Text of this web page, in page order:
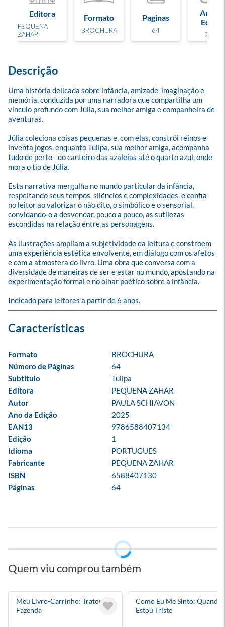
Editora
PEQUENA
ZAHAR
Formato
BROCHURA
Paginas
64
Ano de
Edição
2025
Descrição
Uma história delicada sobre infância, amizade, imaginação e
memória, conduzida por uma narradora que compartilha um
vínculo profundo com Júlia, sua melhor amiga e companheira de
aventuras.
Júlia coleciona coisas pequenas e, com elas, constrói reinos e
inventa jogos, enquanto Tulipa, sua melhor amiga, acompanha
tudo de perto - do canteiro das azaleias até o quarto azul, onde
mora o tio de Júlia.
Esta narrativa mergulha no mundo particular da infância,
respeitando seus tempos, silêncios e complexidades, e confia
no leitor ao valorizar o não dito, o simbólico e o sensorial,
convidando-o a desvendar, pouco a pouco, as sutilezas
escondidas na relação entre as personagens.
As ilustrações ampliam a subjetividade da leitura e constroem
uma experiência estética envolvente, em diálogo com os afetos
e com a atmosfera do livro. Uma obra que conversa com a
diversidade de maneiras de ser e estar no mundo, apostando na
experimentação formal e no olhar poético sobre a infância.
Indicado para leitores a partir de 6 anos.
Formato
BROCHURA
Número de Páginas
64
Subtítulo
Tulipa
Editora
PEQUENA ZAHAR
Autor
PAULA SCHIAVON
Ano da Edição
2025
EAN13
9786588407134
Edição
1
Idioma
PORTUGUES
Fabricante
PEQUENA ZAHAR
ISBN
6588407130
Páginas
64
Quem viu comprou também
Meu Livro-Carrinho: Trator Da
Fazenda
Como Eu Me Sinto: Quando
Estou Triste